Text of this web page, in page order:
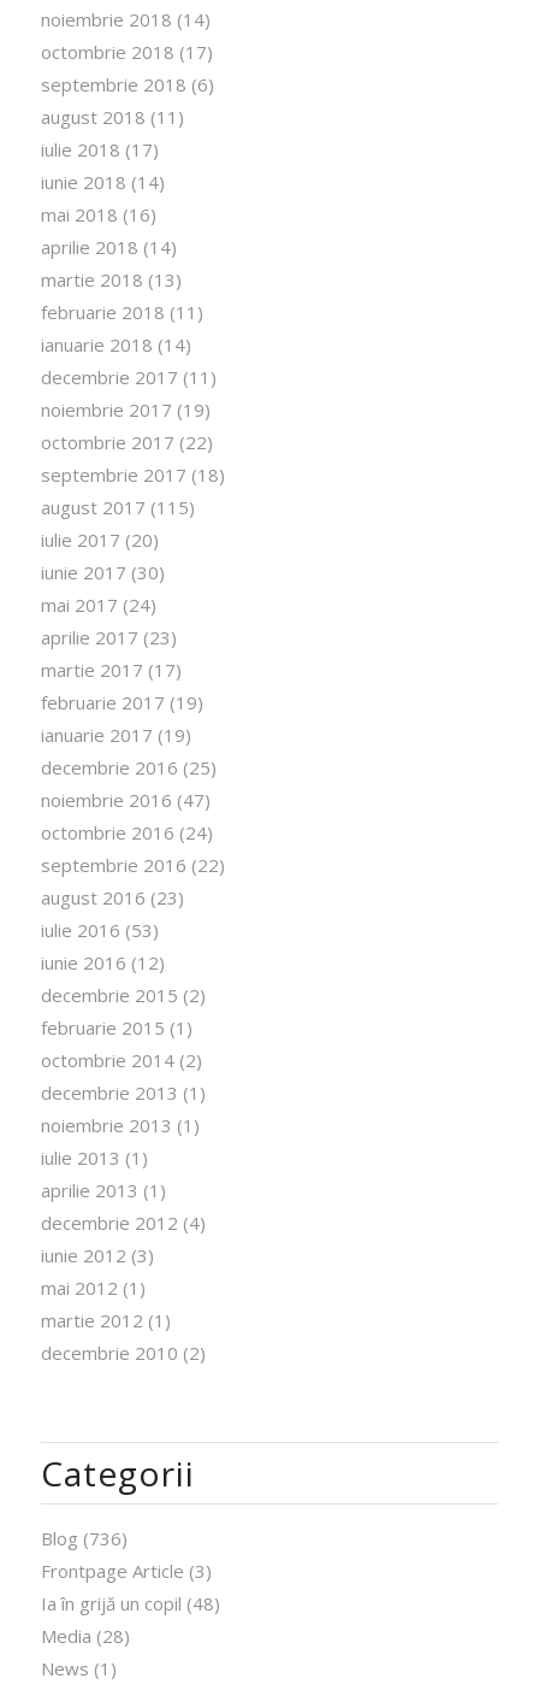
noiembrie 2018 (14)
octombrie 2018 (17)
septembrie 2018 (6)
august 2018 (11)
iulie 2018 (17)
iunie 2018 (14)
mai 2018 (16)
aprilie 2018 (14)
martie 2018 (13)
februarie 2018 (11)
ianuarie 2018 (14)
decembrie 2017 (11)
noiembrie 2017 (19)
octombrie 2017 (22)
septembrie 2017 (18)
august 2017 (115)
iulie 2017 (20)
iunie 2017 (30)
mai 2017 (24)
aprilie 2017 (23)
martie 2017 (17)
februarie 2017 (19)
ianuarie 2017 (19)
decembrie 2016 (25)
noiembrie 2016 (47)
octombrie 2016 (24)
septembrie 2016 (22)
august 2016 (23)
iulie 2016 (53)
iunie 2016 (12)
decembrie 2015 (2)
februarie 2015 (1)
octombrie 2014(2)
decembrie 2013 (1)
noiembrie 2013 (1)
iulie 2013 (1)
aprilie 2013 (1)
decembrie 2012 (4)
iunie 2012 (3)
mai 2012 (1)
martie 2012 (1)
decembrie 2010 (2)
Categorii
Blog (736)
Frontpage Article (3)
Ia în grijă un copil (48)
Media (28)
News (1)